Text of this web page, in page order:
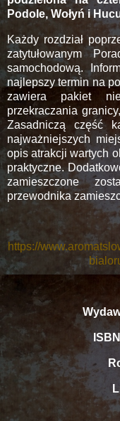
Podole, Wołyń i
Każdy rozdział
zatytułowanym
samochodową.
najlepszy termin na
zawiera pakiet
przekraczania
Zasadniczą część
najważniejszych
opis atrakcji wartych
praktyczne.
zamieszczone
przewodnika
https://